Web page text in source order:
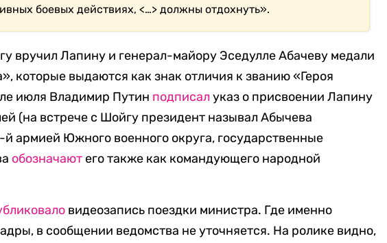
боевых действиях, <…> должны отдохнуть».
вручил Лапину и генерал-майору Эседулле Абачеву медали
которые выдаются как знак отличия к званию «Героя
июля Владимир Путин подписал указ о присвоении Лапину
(на встрече с Шойгу президент называл Абычева
армией Южного военного округа, государственные
обозначаютего также как командующего народной
видеозапись поездки министра. Где именно
в сообщении ведомства не уточняется. На ролике видно,